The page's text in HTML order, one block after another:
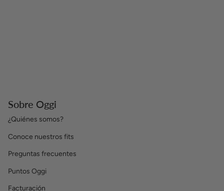
Sobre Oggi
¿Quiénes somos?
Conoce nuestros fits
Preguntas frecuentes
Puntos Oggi
Facturación